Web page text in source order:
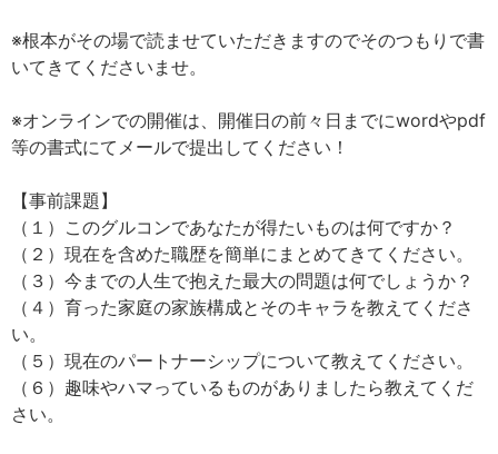
※根本がその場で読ませていただきますのでそのつもりで書
いてきてくださいませ。
※オンラインでの開催は、開催日の前々日までにwordやpdf
等の書式にてメールで提出してください！
【事前課題】
（１）このグルコンであなたが得たいものは何ですか？
（２）現在を含めた職歴を簡単にまとめてきてください。
（３）今までの人生で抱えた最大の問題は何でしょうか？
（４）育った家庭の家族構成とそのキャラを教えてくださ
い。
（５）現在のパートナーシップについて教えてください。
（６）趣味やハマっているものがありましたら教えてくだ
さい。